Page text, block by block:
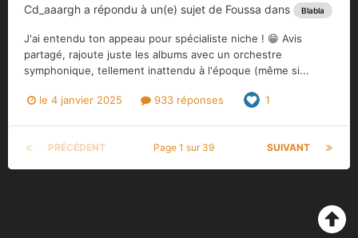
Cd_aaargh a répondu à un(e) sujet de Foussa dans Blabla
J'ai entendu ton appeau pour spécialiste niche ! 😁 Avis
partagé, rajoute juste les albums avec un orchestre
symphonique, tellement inattendu à l'époque (même si...
le 4 janvier 2025 933 réponses 1
PRÉCÉDENT SUIVANT
Page 1 sur 39